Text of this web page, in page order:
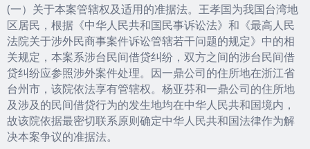
(一）关于本案管辖权及适用的准据法。王孝国为我国台湾地
区居民，根据《中华人民共和国民事诉讼法》和《最高人民
法院关于涉外民商事案件诉讼管辖若干问题的规定》中的相
关规定，本案系涉台民间借贷纠纷，双方之间的涉台民间借
贷纠纷应参照涉外案件处理。因一鼎公司的住所地在浙江省
台州市，该院依法享有管辖权。杨亚芬和一鼎公司的住所地
及涉及的民间借贷行为的发生地均在中华人民共和国境内，
故该院依据最密切联系原则确定中华人民共和国法律作为解
决本案争议的准据法。